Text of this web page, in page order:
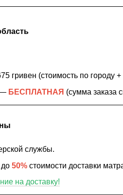
гривен (стоимость по городу
— БЕСПЛАТНАЯ (сумма заказа
службы.
50% стоимости доставки
на доставку!